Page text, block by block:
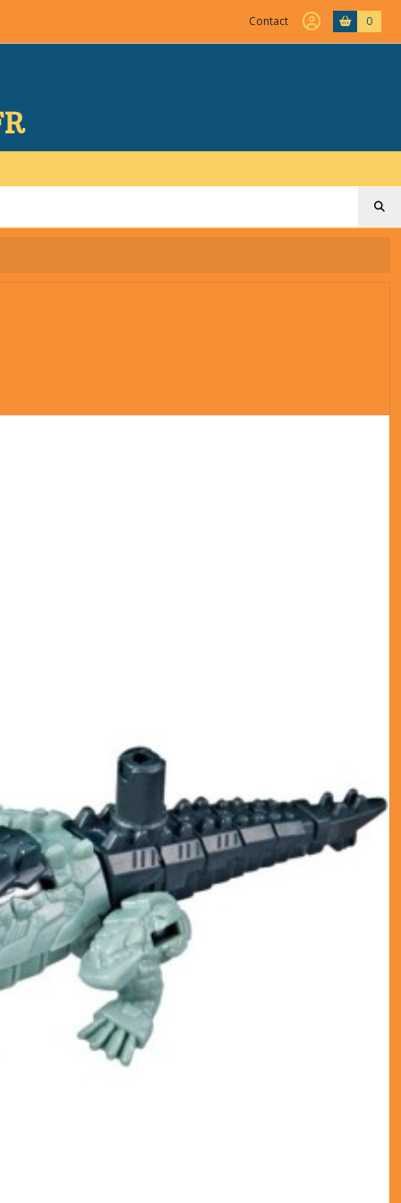
Contact 0